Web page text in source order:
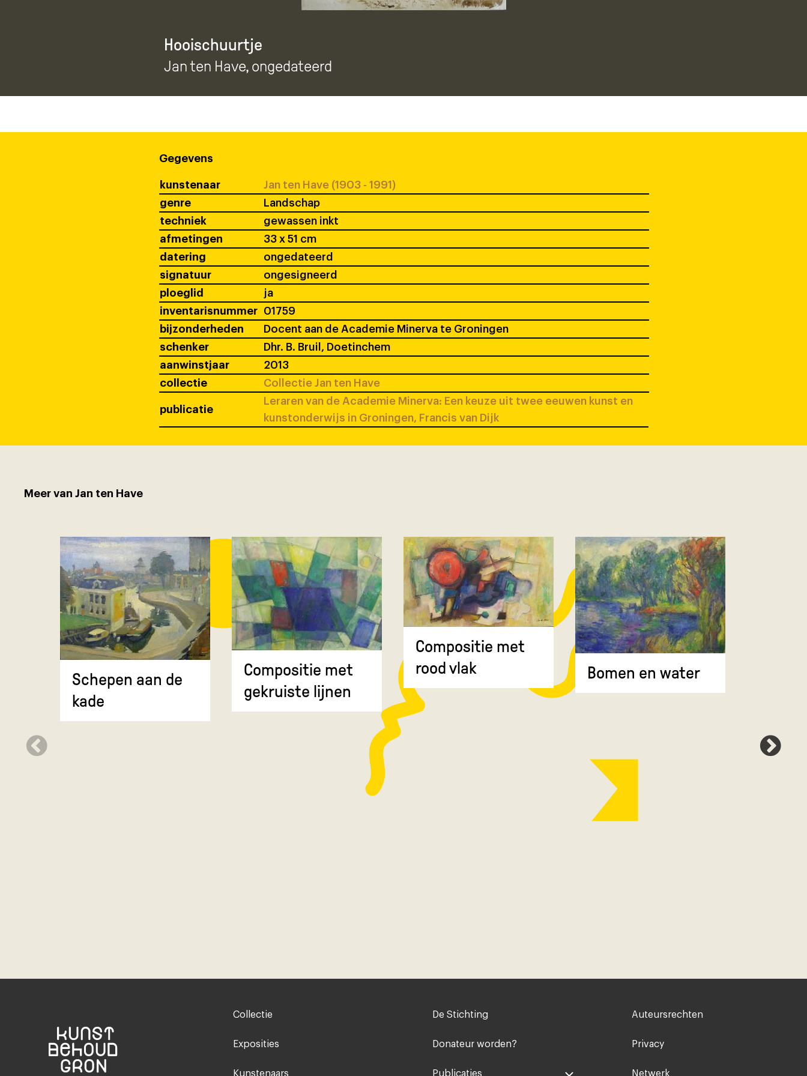
Hooischuurtje
Jan ten Have, ongedateerd
Gegevens
kunstenaar
Jan ten Have (1903 - 1991)
genre
Landschap
techniek
gewassen inkt
afmetingen
33 x 51 cm
datering
ongedateerd
signatuur
ongesigneerd
ploeglid
ja
inventarisnummer
01759
bijzonderheden
Docent aan de Academie Minerva te Groningen
schenker
Dhr. B. Bruil, Doetinchem
aanwinstjaar
2013
collectie
Collectie Jan ten Have
publicatie
Leraren van de Academie Minerva: Een keuze uit twee eeuwen kunst en
kunstonderwijs in Groningen, Francis van Dijk
Meer van Jan ten Have
Schepen aan de
kade
Compositie met
gekruiste lijnen
Compositie met
rood vlak
Bomen en water
Footer-
Collectie
Exposities
Kunstenaars
Voet
De Stichting
Donateur worden?
Publicaties
Voet
Auteursrechten
Privacy
Netwerk